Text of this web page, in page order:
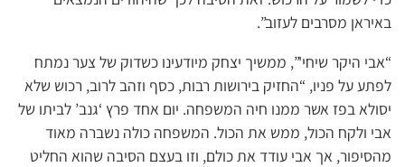
באיראן מסרבים לעזוב”.
“אבי היקר שיחי'”, ממשיך יצחק מיודעינו כשדוק של צער נמתח
לפתע על פניו, “החזיק בירושות רבות, כסף וזהב לרוב, רכוש שלא
יסולא בפז אשר ממנו חיה המשפחה. יום אחד פרץ ‘גנב’ לביתו של
אבי ולקח הכול, ממש את הכול. המשפחה כולה נשברה מאוד
מהסיפור, אך אבי עודד את כולם, וזו בעצם הסיבה שהוא החליט